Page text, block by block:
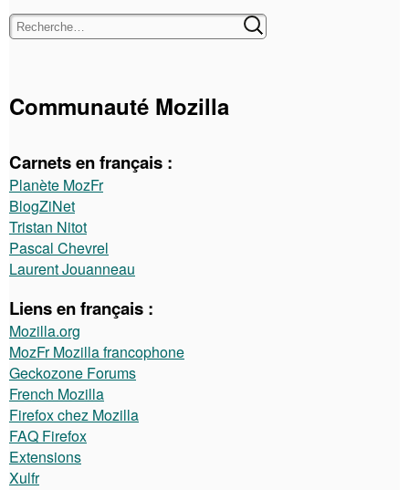
Communauté Mozilla
Carnets en français :
Planète MozFr
BlogZiNet
Tristan Nitot
Pascal Chevrel
Laurent Jouanneau
Liens en français :
Mozilla.org
MozFr Mozilla francophone
Geckozone Forums
French Mozilla
Firefox chez Mozilla
FAQ Firefox
Extensions
Xulfr